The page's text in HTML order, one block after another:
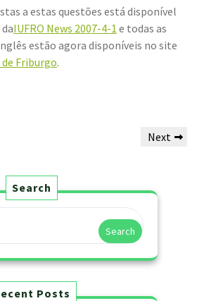
a estas questões está disponível
IUFRO News 2007-4-1 e todas as
estão agora disponíveis no site
Friburgo.
Next
Search
Search
Posts